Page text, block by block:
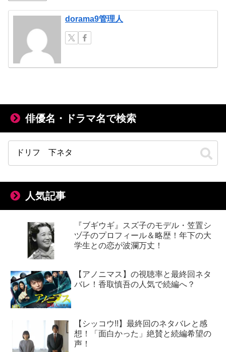
dorama9管理人
俳優名・ドラマ名で検索
人気記事
『ブギウギ』スズ子のモデル・笠置シ
ヅ子のプロフィール＆略歴！年下の大
学生との恋が波瀾万丈！
【アノニマス】の視聴率と最終回ネタ
バレ！香取慎吾の人気で続編へ？
【シッコウ!!】最終回のネタバレと感
想！「面白かった」絶賛と続編希望の
声！